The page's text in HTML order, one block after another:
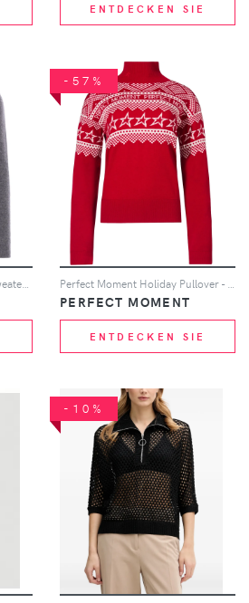
ENTDECKEN SIE
-57%
PERFECT MOMENT
ENTDECKEN SIE
-10%